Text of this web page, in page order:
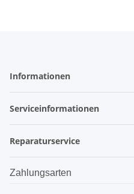
Informationen
Serviceinformationen
Reparaturservice
Zahlungsarten